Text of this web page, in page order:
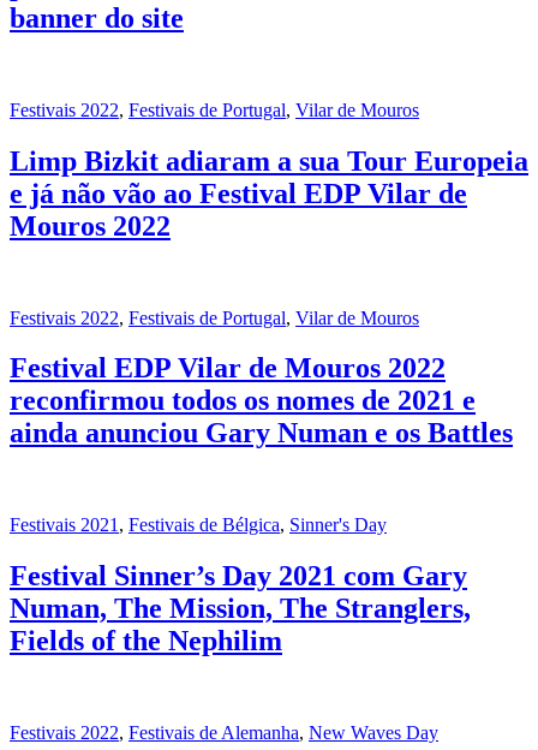
banner do site
Festivais 2022, Festivais de Portugal, Vilar de Mouros
Limp Bizkit adiaram a sua Tour Europeia
e já não vão ao Festival EDP Vilar de
Mouros 2022
Festivais 2022, Festivais de Portugal, Vilar de Mouros
Festival EDP Vilar de Mouros 2022
reconfirmou todos os nomes de 2021 e
ainda anunciou Gary Numan e os Battles
Festivais 2021 , Festivais de Bélgica, Sinner's Day
Festival Sinner’s Day 2021 com Gary
Numan, The Mission, The Stranglers,
Fields of the Nephilim
Festivais 2022, Festivais de Alemanha, New Waves Day